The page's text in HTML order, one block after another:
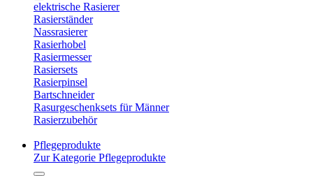
elektrische Rasierer
Rasierständer
Nassrasierer
Rasierhobel
Rasiermesser
Rasiersets
Rasierpinsel
Bartschneider
Rasurgeschenksets für Männer
Rasierzubehör
Pflegeprodukte
Zur Kategorie Pflegeprodukte